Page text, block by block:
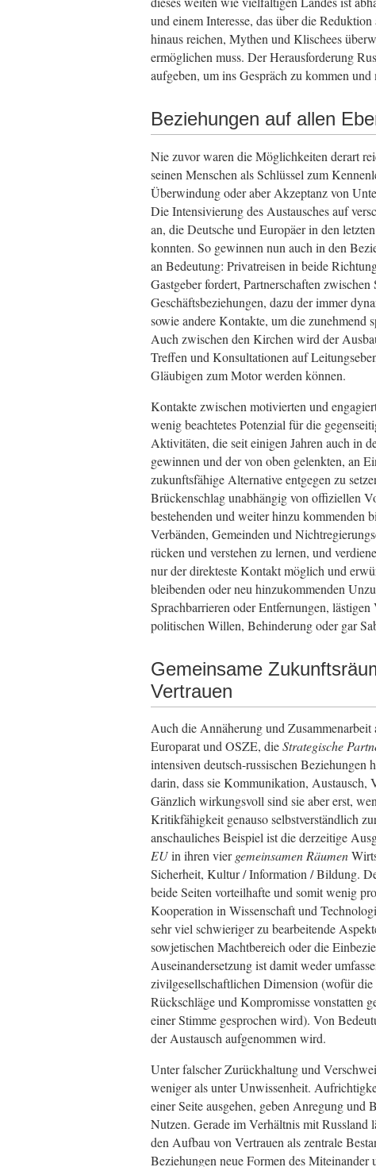
und einem Interesse, das über die
hinaus reichen, Mythen und Klischees
ermöglichen muss. Der Herausforderung
aufgeben, um ins Gespräch zu kommen
Beziehungen auf allen
Nie zuvor waren die Möglichkeiten derart
seinen Menschen als Schlüssel zum
Überwindung oder aber Akzeptanz von
Die Intensivierung des Austausches auf
an, die Deutsche und Europäer in den
konnten. So gewinnen nun auch in den
an Bedeutung: Privatreisen in beide
Gastgeber fordert, Partnerschaften
Geschäftsbeziehungen, dazu der immer
sowie andere Kontakte, um die zunehmend
Auch zwischen den Kirchen wird der
Treffen und Konsultationen auf
Gläubigen zum Motor werden können.
Kontakte zwischen motivierten und
wenig beachtetes Potenzial für die
Aktivitäten, die seit einigen Jahren auch in
gewinnen und der von oben gelenkten, an
zukunftsfähige Alternative entgegen zu
Brückenschlag unabhängig von offiziellen
bestehenden und weiter hinzu kommenden
Verbänden, Gemeinden und
rücken und verstehen zu lernen, und
nur der direkteste Kontakt möglich und
bleibenden oder neu hinzukommenden
Sprachbarrieren oder Entfernungen,
politischen Willen, Behinderung oder gar
Gemeinsame
Vertrauen
Auch die Annäherung und
Europarat und OSZE, dieStrategische
intensiven deutsch-russischen
darin, dass sie Kommunikation, Austausch,
Gänzlich wirkungsvoll sind sie aber erst,
Kritikfähigkeit genauso selbstverständlich
anschauliches Beispiel ist die derzeitige
EUin ihren viergemeinsamen Räumen
Sicherheit, Kultur / Information / Bildung.
beide Seiten vorteilhafte und somit wenig
Kooperation in Wissenschaft und
sehr viel schwieriger zu bearbeitende
sowjetischen Machtbereich oder die
Auseinandersetzung ist damit weder
zivilgesellschaftlichen Dimension (wofür
Rückschläge und Kompromisse vonstatten
einer Stimme gesprochen wird). Von
der Austausch aufgenommen wird.
Unter falscher Zurückhaltung und
weniger als unter Unwissenheit.
einer Seite ausgehen, geben Anregung und
Nutzen. Gerade im Verhältnis mit Russland
den Aufbau von Vertrauen als zentrale
Beziehungen neue Formen des